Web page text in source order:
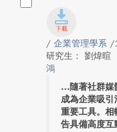
/ 企業管理學系 /
研究生： 劉煒暄
鴻
隨著社群
成為企業吸
重要工具。相
告具備高度互